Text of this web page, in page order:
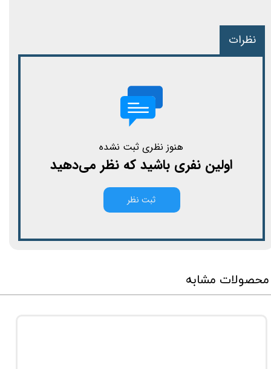
نظرات
هنوز نظری ثبت نشده
اولین نفری باشید که نظر می‌دهید
ثبت نظر
محصولات مشابه